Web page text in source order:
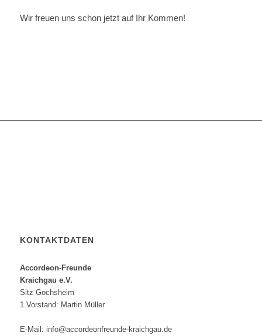
Wir freuen uns schon jetzt auf Ihr Kommen!
KONTAKTDATEN
Accordeon-Freunde
Kraichgau e.V.
Sitz Gochsheim
1.Vorstand: Martin Müller
E-Mail: info@accordeonfreunde-kraichgau.de